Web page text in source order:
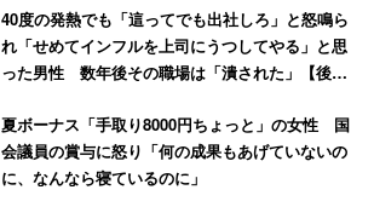
40度の発熱でも「這ってでも出社しろ」と怒鳴ら
れ「せめてインフルを上司にうつしてやる」と思
った男性 数年後その職場は「潰された」【後
夏ボーナス「手取り8000円ちょっと」の女性 国
会議員の賞与に怒り「何の成果もあげていないの
に、なんなら寝ているのに」